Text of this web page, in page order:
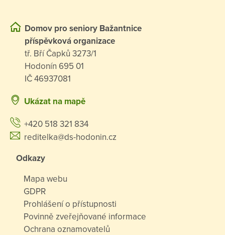
Domov pro seniory Bažantnice
příspěvková organizace
tř. Bří Čapků 3273/1
Hodonín 695 01
IČ 46937081
Ukázat na mapě
+420 518 321 834
reditelka@ds-hodonin.cz
Odkazy
Mapa webu
GDPR
Prohlášení o přístupnosti
Povinně zveřejňované informace
Ochrana oznamovatelů